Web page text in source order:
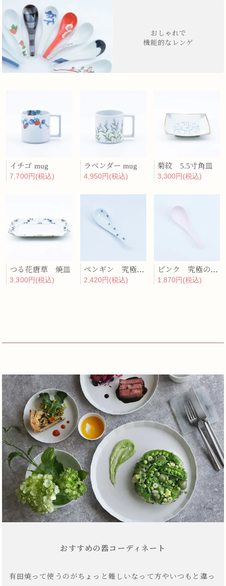
おしゃれで
機能的なレンゲ
イチゴ mug
7,700円(税込)
ラベンダー mug
4,950円(税込)
菊紋 5.5寸角皿
3,300円(税込)
つる花唐草 焼皿
3,300円(税込)
ペンギン 究極のレンゲ
2,420円(税込)
ピンク 究極のレンゲ
1,870円(税込)
おすすめの器コーディネート
有田焼って使うのがちょっと難しいなって方やいつもと違っ